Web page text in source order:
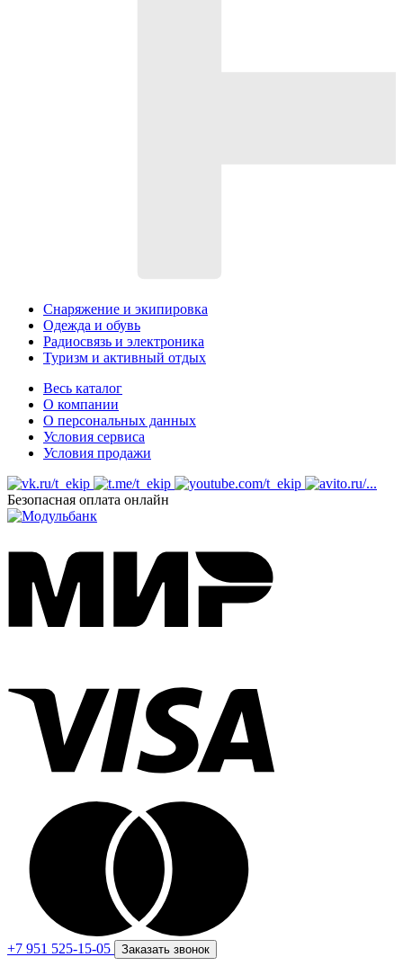
Снаряжение и экипировка
Одежда и обувь
Радиосвязь и электроника
Туризм и активный отдых
Весь каталог
О компании
О персональных данных
Условия сервиса
Условия продажи
Безопасная оплата онлайн
+7 951 525-15-05 Заказать звонок